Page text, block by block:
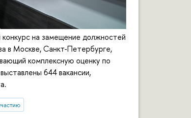
на замещение должностей
в Москве, Санкт-Петербурге,
комплексную оценку по
644 вакансии,